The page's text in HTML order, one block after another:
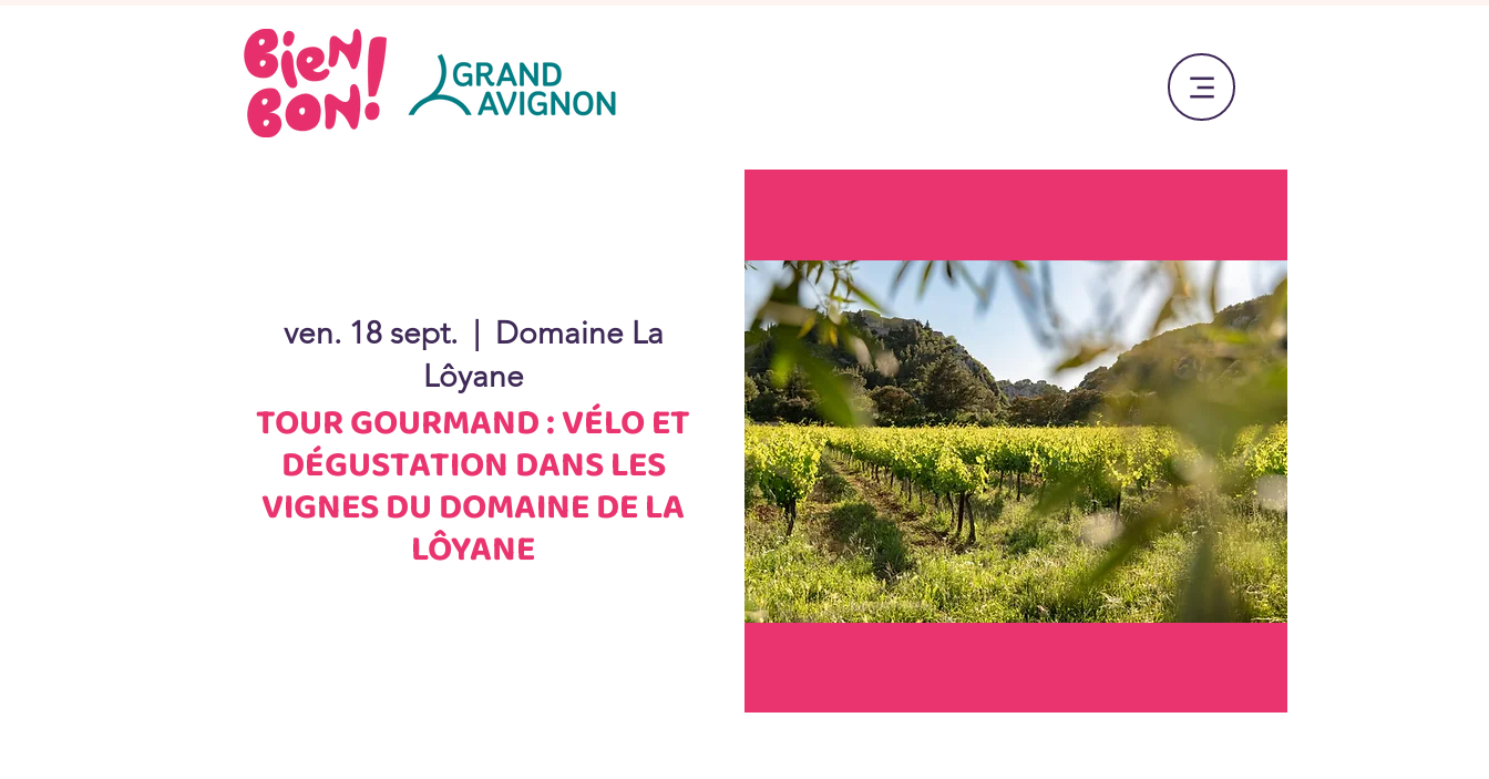
ven. 18 sept.
Domaine La
Lôyane
TOUR GOURMAND : VÉLO ET
DÉGUSTATION DANS LES
VIGNES DU DOMAINE DE LA
LÔYANE